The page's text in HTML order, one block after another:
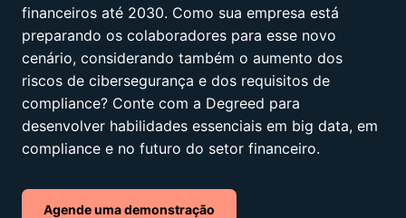
financeiros até 2030. Como sua empresa está
preparando os colaboradores para esse novo
cenário, considerando também o aumento dos
riscos de cibersegurança e dos requisitos de
compliance? Conte com a Degreed para
desenvolver habilidades essenciais em big data, em
compliance e no futuro do setor financeiro.
Agende uma demonstração